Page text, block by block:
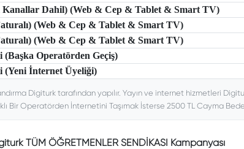
Kanallar Dahil) (Web & Cep & Tablet & Smart TV)
(Web & Cep & Tablet & Smart TV)
(Web & Cep & Tablet & Smart TV)
Operatörden Geçiş)
(Yeni İnternet Üyeliği)
Digiturk tarafından yapılır. Yayın ve internet hizmetleri
Bir Operatörden İnternetini Taşımak İsterse 2500 TL Cayma
TÜM ÖĞRETMENLER SENDİKASI Kampanyası